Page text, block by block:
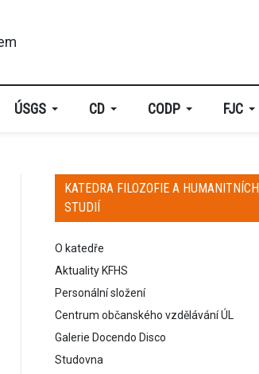
ÚSGS CD CODP FJC
KATEDRA FILOZOFIE A HUMANITNÍCH
STUDIÍ
O katedře
Aktuality KFHS
Personální složení
Centrum občanského vzdělávání ÚL
Galerie Docendo Disco
Studovna